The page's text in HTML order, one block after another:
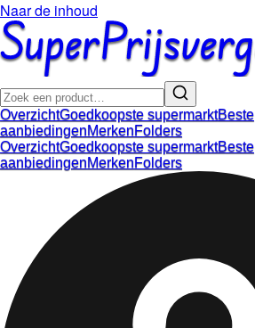
Naar de inhoud
OverzichtGoedkoopste supermarktBeste
aanbiedingenMerkenFolders
OverzichtGoedkoopste supermarktBeste
aanbiedingenMerkenFolders